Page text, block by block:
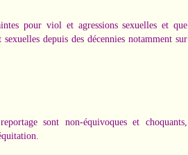
pour viol et agressions sexuelles et que
depuis des décennies notamment sur
sont non-équivoques et choquants,